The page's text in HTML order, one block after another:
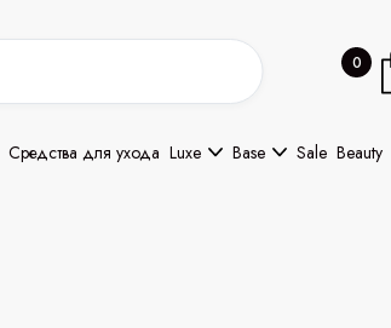
0
Средства для ухода Luxe Base Sale Beauty